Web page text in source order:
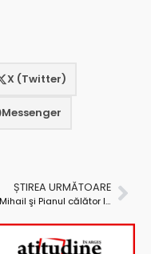
X (Twitter)
Messenger
ȘTIREA URMĂTOARE
Horia Mihail şi Pianul călător la Filarmonica Pitești